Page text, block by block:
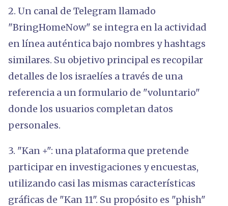
2. Un canal de Telegram llamado
"BringHomeNow" se integra en la actividad
en línea auténtica bajo nombres y hashtags
similares. Su objetivo principal es recopilar
detalles de los israelíes a través de una
referencia a un formulario de "voluntario"
donde los usuarios completan datos
personales.
3. "Kan +": una plataforma que pretende
participar en investigaciones y encuestas,
utilizando casi las mismas características
gráficas de "Kan 11". Su propósito es "phish"